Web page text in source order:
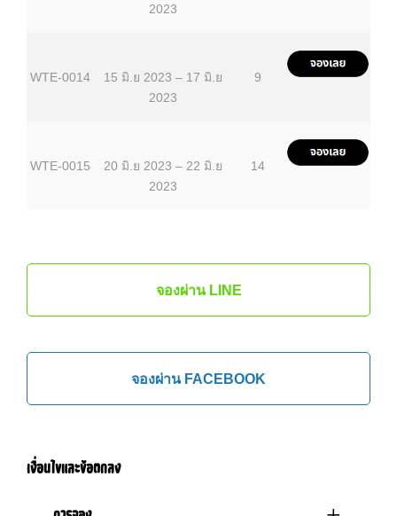
2023
WTE-0014
15 มิ.ย 2023 – 17 มิ.ย
2023
9
WTE-0015
20 มิ.ย 2023 – 22 มิ.ย
2023
14
จองผ่าน LINE
จองผ่าน FACEBOOK
เงื่อนไขและข้อตกลง